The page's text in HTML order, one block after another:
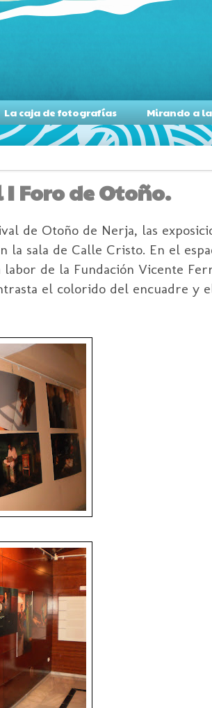
La caja de fotografías Mirando a
Foro de Otoño.
de Otoño de Nerja, las
sala de Calle Cristo. En el
de la Fundación Vicente
el colorido del encuadre y